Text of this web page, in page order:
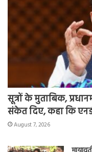
सूत्रों के मुताबिक,
संकेत दिए, कहा कि
August 7, 2026